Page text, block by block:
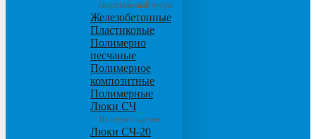
сверхтяжелый чугун
Железобетонные
Пластиковые
Полимерно
песчаные
Полимерное
композитные
Полимерные
Люки СЧ
Из серого чугуна
Люки СЧ-20